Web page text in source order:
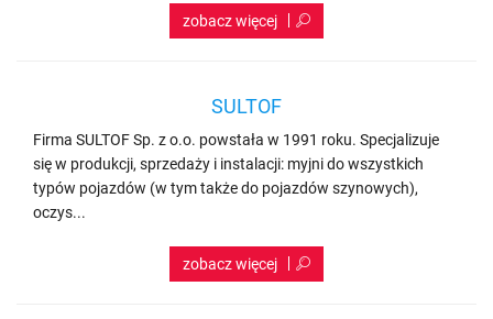
SULTOF
Firma SULTOF Sp. z o.o. powstała w 1991 roku. Specjalizuje
się w produkcji, sprzedaży i instalacji: myjni do wszystkich
typów pojazdów (w tym także do pojazdów szynowych),
oczys...